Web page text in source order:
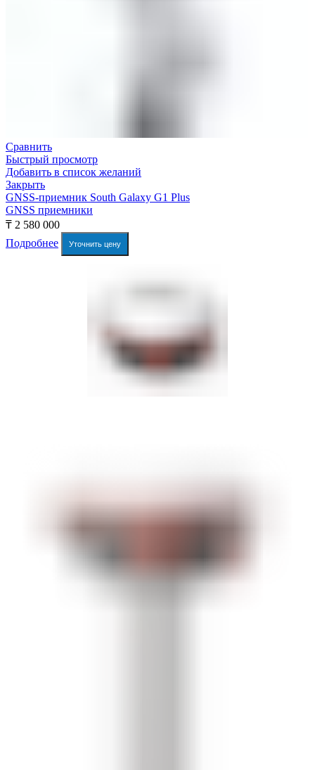
Сравнить
Быстрый просмотр
Добавить в список желаний
Закрыть
GNSS-приемник South Galaxy G1 Plus
GNSS приемники
₸ 2 580 000
Подробнее
Уточнить цену